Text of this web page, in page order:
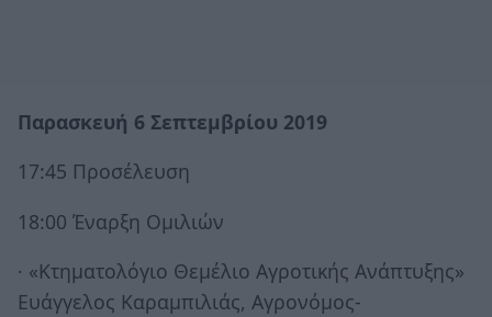
Παρασκευή 6 Σεπτεμβρίου 2019
17:45 Προσέλευση
18:00 Έναρξη Ομιλιών
· «Κτηματολόγιο Θεμέλιο Αγροτικής Ανάπτυξης»
Ευάγγελος Καραμπιλιάς, Αγρονόμος-